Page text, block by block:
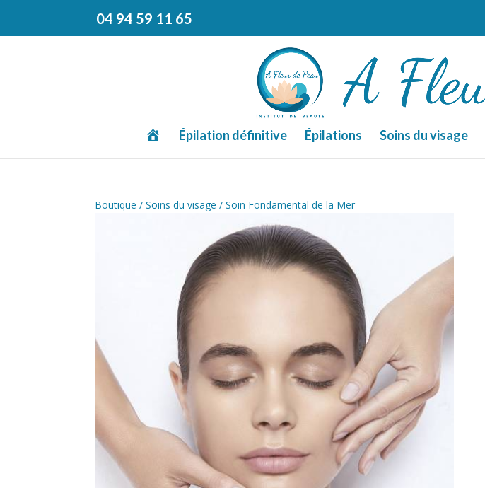
04 94 59 11 65
u
Épilation définitive Épilations Soins du visage
Boutique /Soins du visage / Soin Fondamental de la Mer